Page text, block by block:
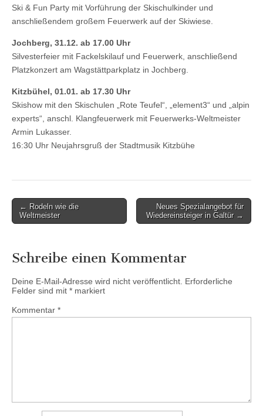
Ski & Fun Party mit Vorführung der Skischulkinder und
anschließendem großem Feuerwerk auf der Skiwiese.
Jochberg, 31.12. ab 17.00 Uhr
Silvesterfeier mit Fackelskilauf und Feuerwerk, anschließend
Platzkonzert am Wagstättparkplatz in Jochberg.
Kitzbühel, 01.01. ab 17.30 Uhr
Skishow mit den Skischulen „Rote Teufel“, „element3“ und „alpin
experts“, anschl. Klangfeuerwerk mit Feuerwerks-Weltmeister
Armin Lukasser.
16:30 Uhr Neujahrsgruß der Stadtmusik Kitzbühe
Post
navigation
← Rodeln wie die
Weltmeister
Neues Spezialangebot für
Wiedereinsteiger in Galtür →
Schreibe einen Kommentar
Deine E-Mail-Adresse wird nicht veröffentlicht. Erforderliche
Felder sind mit * markiert
Kommentar *